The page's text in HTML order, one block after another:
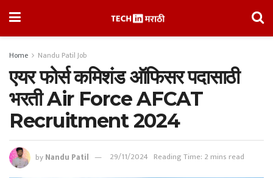
Home Nandu Patil Job
एयर फोर्स कमिशंड ऑफिसर पदासाठी
भरती Air Force AFCAT
Recruitment 2024
byNandu Patil 29/11/2024 Reading Time: 2 mins read